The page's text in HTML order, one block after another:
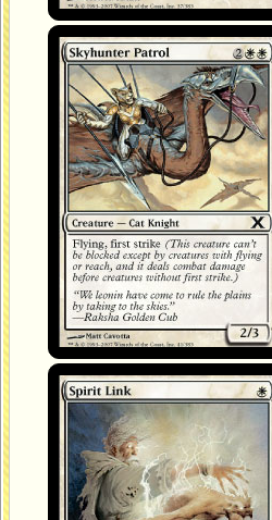
Patrouille chasseciel
Liaison psychique